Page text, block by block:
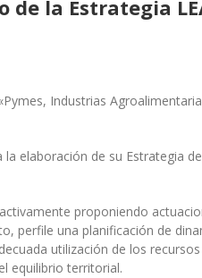
la Estrategia
Industrias
elaboración de su Estrategia de
proponiendo
perfile una planificación de
utilización de los
equilibrio territorial.